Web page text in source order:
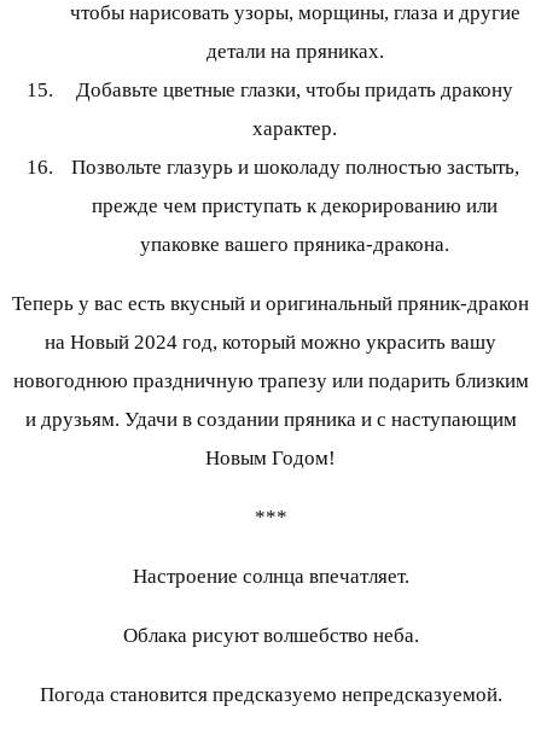
чтобы нарисовать узоры, морщины, глаза и другие
детали на пряниках.
Добавьте цветные глазки, чтобы придать дракону
характер.
Позвольте глазурь и шоколаду полностью застыть,
прежде чем приступать к декорированию или
упаковке вашего пряника-дракона.
Теперь у вас есть вкусный и оригинальный пряник-дракон
на Новый 2024 год, который можно украсить вашу
новогоднюю праздничную трапезу или подарить близким
и друзьям. Удачи в создании пряника и с наступающим
Новым Годом!
***
Настроение солнца впечатляет.
Облака рисуют волшебство неба.
Погода становится предсказуемо непредсказуемой.